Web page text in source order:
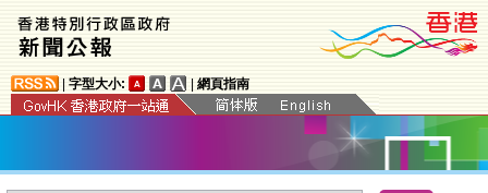
字型大小: 網頁指南